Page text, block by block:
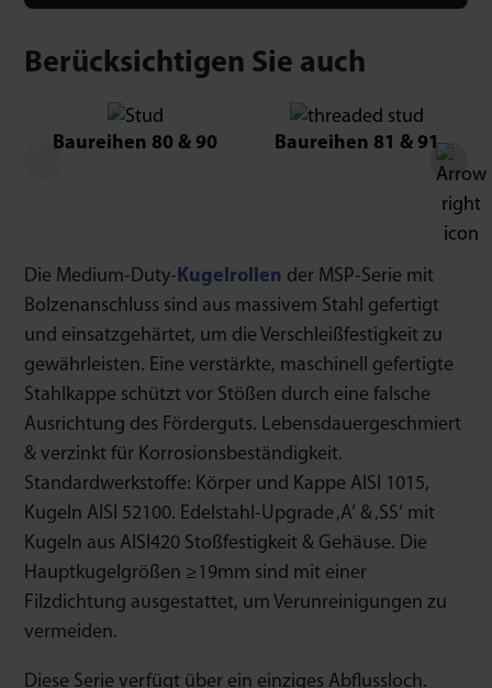
Berücksichtigen Sie auch
Baureihen 80 & 90 Baureihen 81 & 91
Die Medium-Duty-Kugelrollen der MSP-Serie mit
Bolzenanschluss sind aus massivem Stahl gefertigt
und einsatzgehärtet, um die Verschleißfestigkeit zu
gewährleisten. Eine verstärkte, maschinell gefertigte
Stahlkappe schützt vor Stößen durch eine falsche
Ausrichtung des Förderguts. Lebensdauergeschmiert
& verzinkt für Korrosionsbeständigkeit.
Standardwerkstoffe: Körper und Kappe AISI 1015,
Kugeln AISI 52100. Edelstahl-Upgrade ‚A‘ & ‚SS‘ mit
Kugeln aus AISI420 Stoßfestigkeit & Gehäuse. Die
Hauptkugelgrößen ≥19mm sind mit einer
Filzdichtung ausgestattet, um Verunreinigungen zu
vermeiden.
Diese Serie verfügt über ein einziges Abflussloch.